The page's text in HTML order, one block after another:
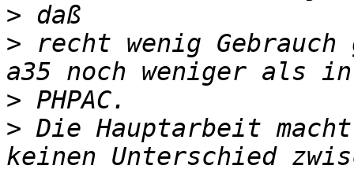
>
> recht wenig Gebrauch
>
> Die Hauptarbeit